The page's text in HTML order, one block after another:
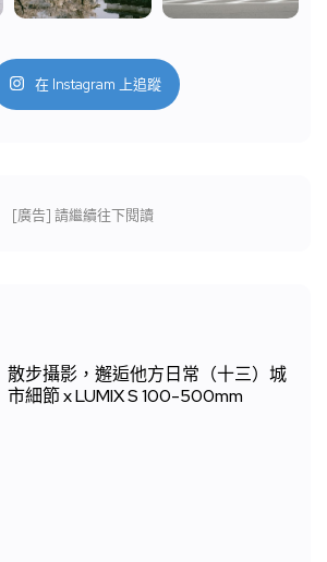
在 Instagram 上追蹤
[廣告] 請繼續往下閱讀
散步攝影，邂逅他方日常（十三）城
市細節 x LUMIX S 100-500mm